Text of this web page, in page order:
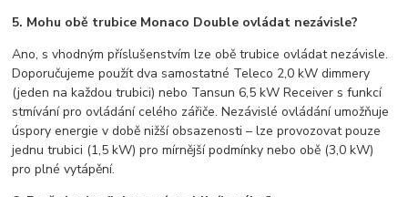
5. Mohu obě trubice Monaco Double ovládat nezávisle?
Ano, s vhodným příslušenstvím lze obě trubice ovládat nezávisle.
Doporučujeme použít dva samostatné Teleco 2,0 kW dimmery
(jeden na každou trubici) nebo Tansun 6,5 kW Receiver s funkcí
stmívání pro ovládání celého zářiče. Nezávislé ovládání umožňuje
úspory energie v době nižší obsazenosti – lze provozovat pouze
jednu trubici (1,5 kW) pro mírnější podmínky nebo obě (3,0 kW)
pro plné vytápění.